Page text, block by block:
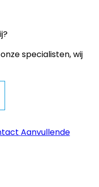
specialisten, wij
Aanvullende